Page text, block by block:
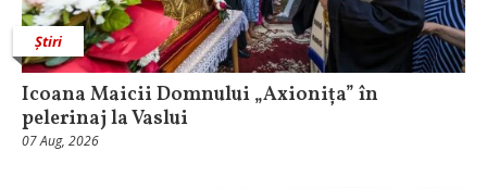
Știri
Icoana Maicii Domnului „Axionița” în
pelerinaj la Vaslui
07 Aug, 2026